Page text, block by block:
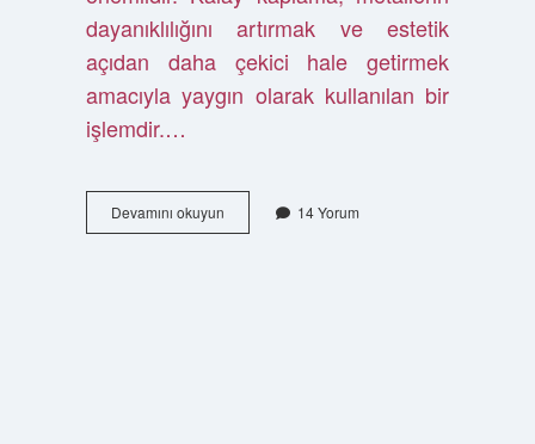
dayanıklılığını artırmak ve estetik
açıdan daha çekici hale getirmek
amacıyla yaygın olarak kullanılan bir
işlemdir.…
Devamını okuyunBakır
cezve
14 Yorum